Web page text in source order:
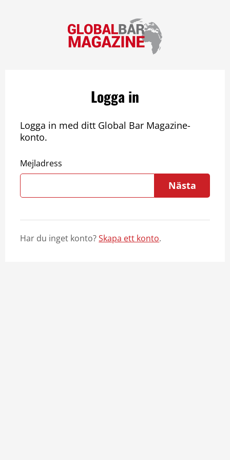
Logga in
Logga in med ditt Global Bar Magazine-
konto.
Mejladress
Nästa
Har du inget konto?Skapa ett konto.